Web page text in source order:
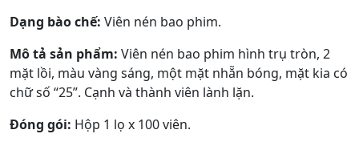
Dạng bào chế: Viên nén bao phim.
Mô tả sản phẩm: Viên nén bao phim hình trụ tròn, 2
mặt lồi, màu vàng sáng, một mặt nhẵn bóng, mặt kia có
chữ số “25”. Cạnh và thành viên lành lặn.
Đóng gói: Hộp 1 lọ x 100 viên.